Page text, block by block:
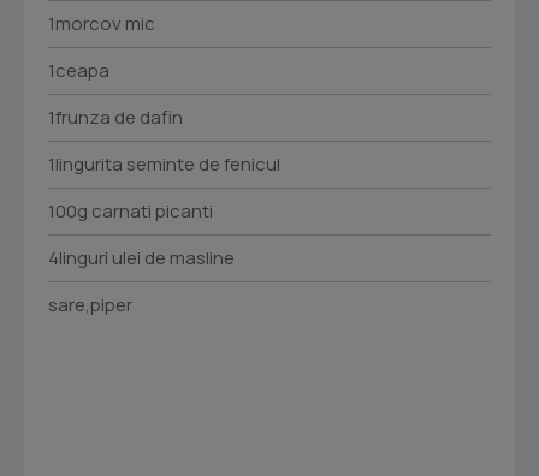
1morcov mic
1ceapa
1frunza de dafin
1lingurita seminte de fenicul
100g carnati picanti
4linguri ulei de masline
sare,piper